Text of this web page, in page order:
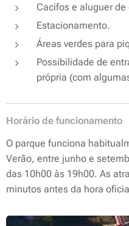
Cacifos e aluguer
Estacionamento.
Áreas verdes para
Possibilidade de
própria (com
Horário de funcionamento
O parque funciona
Verão, entre junho e
das 10h00 às 19h00. As
minutos antes da hora